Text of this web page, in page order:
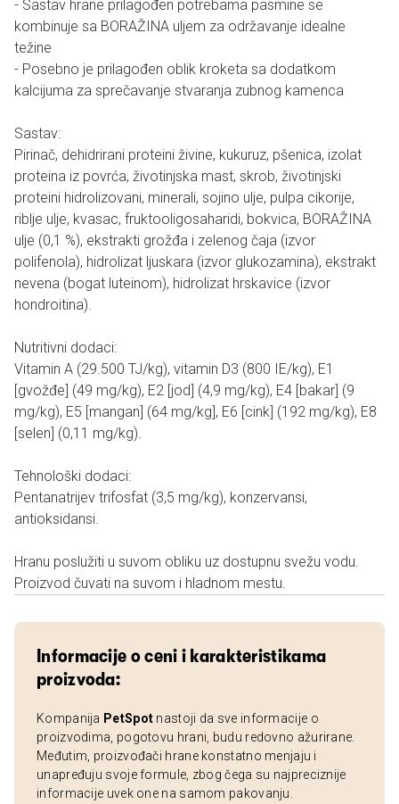
- Sastav hrane prilagođen potrebama pasmine se
kombinuje sa BORAŽINA uljem za održavanje idealne
težine
- Posebno je prilagođen oblik kroketa sa dodatkom
kalcijuma za sprečavanje stvaranja zubnog kamenca
Sastav:
Pirinač, dehidrirani proteini živine, kukuruz, pšenica, izolat
proteina iz povrća, životinjska mast, skrob, životinjski
proteini hidrolizovani, minerali, sojino ulje, pulpa cikorije,
riblje ulje, kvasac, fruktooligosaharidi, bokvica, BORAŽINA
ulje (0,1 %), ekstrakti grožđa i zelenog čaja (izvor
polifenola), hidrolizat ljuskara (izvor glukozamina), ekstrakt
nevena (bogat luteinom), hidrolizat hrskavice (izvor
hondroitina).
Nutritivni dodaci:
Vitamin A (29.500 TJ/kg), vitamin D3 (800 IE/kg), E1
[gvožđe] (49 mg/kg), E2 [jod] (4,9 mg/kg), E4 [bakar] (9
mg/kg), E5 [mangan] (64 mg/kg], E6 [cink] (192 mg/kg), E8
[selen] (0,11 mg/kg).
Tehnološki dodaci:
Pentanatrijev trifosfat (3,5 mg/kg), konzervansi,
antioksidansi.
Hranu poslužiti u suvom obliku uz dostupnu svežu vodu.
Proizvod čuvati na suvom i hladnom mestu.
Informacije o ceni i karakteristikama
proizvoda:
Kompanija PetSpot nastoji da sve informacije o
proizvodima, pogotovu hrani, budu redovno ažurirane.
Međutim, proizvođači hrane konstatno menjaju i
unapređuju svoje formule, zbog čega su najpreciznije
informacije uvek one na samom pakovanju.